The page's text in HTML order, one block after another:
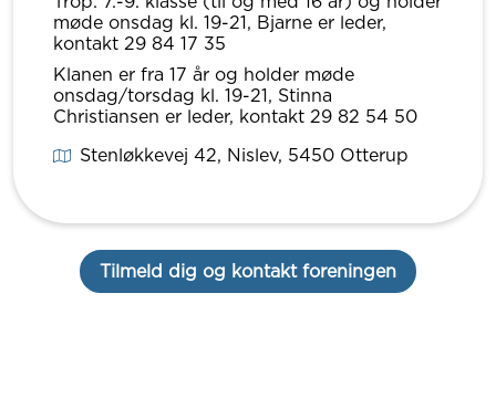
møde onsdag kl. 19-21, Bjarne er leder,
kontakt 29 84 17 35
Klanen er fra 17 år og holder møde
onsdag/torsdag kl. 19-21, Stinna
Christiansen er leder, kontakt 29 82 54 50
Stenløkkevej 42, Nislev, 5450Otterup
Tilmeld dig og kontakt foreningen